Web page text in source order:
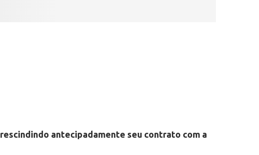
rescindindo antecipadamente seu contrato com a